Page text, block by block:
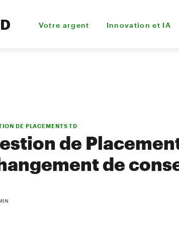
Votre argent Innovation et IA
DE PLACEMENTS TD
de
de